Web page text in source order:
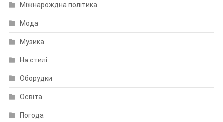
Міжнарождна політика
Мода
Музика
На стилі
Оборудки
Освіта
Погода